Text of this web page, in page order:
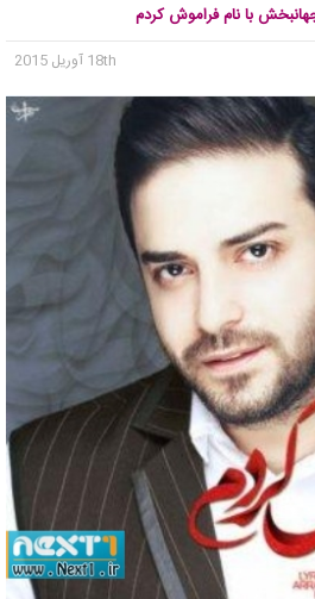
با نام فراموش کردم
18th آوریل 2015